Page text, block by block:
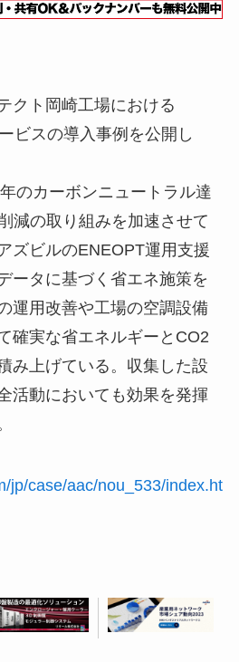
クト岡崎工場における
ビスの導入事例を公開し
のカーボンニュートラル達
減の取り組みを加速させて
ズビルのENEOPT運用支援
ータに基づく省エネ施策を
運用改善や工場の空調設備
確実な省エネルギーとCO2
み上げている。収集した設
活動においても効果を発揮
jp/case/aac/nou_533/index.ht